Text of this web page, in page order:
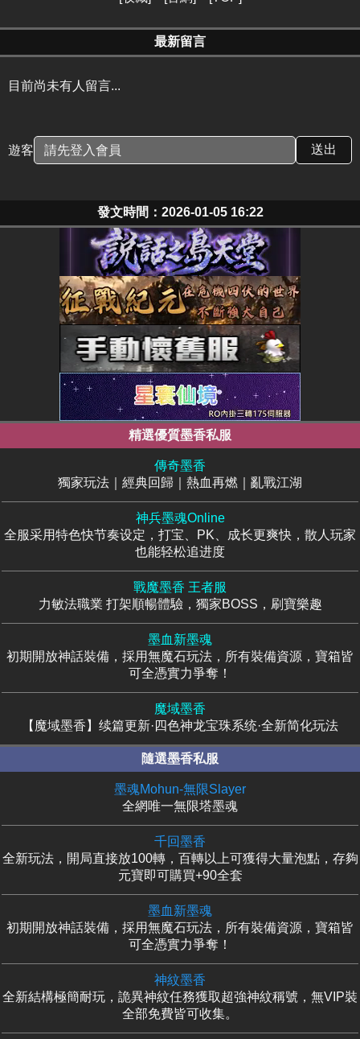
最新留言
目前尚未有人留言...
遊客
發文時間：2026-01-05 16:22
精選優質墨香私服
傳奇墨香
獨家玩法｜經典回歸｜熱血再燃｜亂戰江湖
神兵墨魂Online
全服采用特色快节奏设定，打宝、PK、成长更爽快，散人玩家
也能轻松追进度
戰魔墨香 王者服
力敏法職業 打架順暢體驗，獨家BOSS，刷寶樂趣
墨血新墨魂
初期開放神話裝備，採用無魔石玩法，所有裝備資源，寶箱皆
可全憑實力爭奪！
魔域墨香
【魔域墨香】续篇更新·四色神龙宝珠系统·全新简化玩法
隨選墨香私服
墨魂Mohun-無限Slayer
全網唯一無限塔墨魂
千回墨香
全新玩法，開局直接放100轉，百轉以上可獲得大量泡點，存夠
元寶即可購買+90全套
墨血新墨魂
初期開放神話裝備，採用無魔石玩法，所有裝備資源，寶箱皆
可全憑實力爭奪！
神紋墨香
全新結構極簡耐玩，詭異神紋任務獲取超強神紋稱號，無VIP裝
全部免費皆可收集。